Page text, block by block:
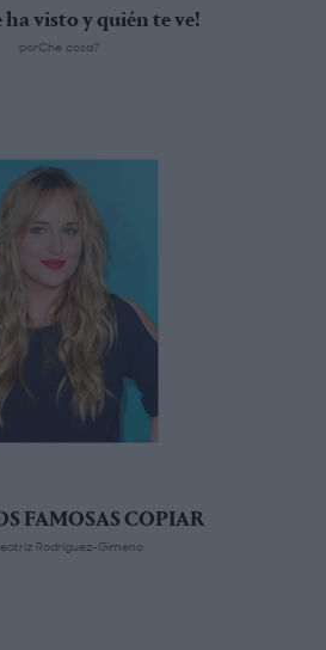
ha visto y quién te ve!
porChe cosa?
FAMOSAS COPIAR
Rodríguez-Gimeno